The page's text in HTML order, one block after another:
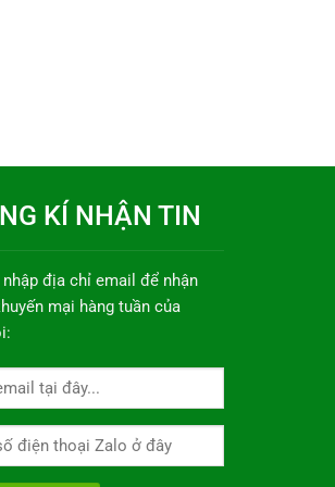
KÍ NHẬN TIN
địa chỉ email để nhận
mại hàng tuần của